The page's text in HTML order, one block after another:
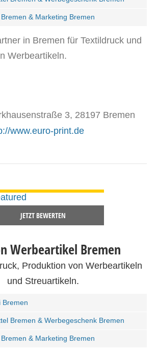
& Marketing Bremen
in Bremen für Textildruck und
Werbeartikeln.
3, 28197 Bremen
www.euro-print.de
JETZT BEWERTEN
Werbeartikel Bremen
Produktion von Werbeartikeln
und Streuartikeln.
Bremen
Bremen & Werbegeschenk Bremen
& Marketing Bremen